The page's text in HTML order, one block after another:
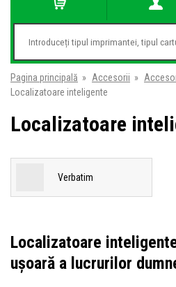
Pagina principală » Accesorii »
Localizatoare inteligente
Localizatoare
Verbatim
Localizatoare
ușoară a lucrurilor